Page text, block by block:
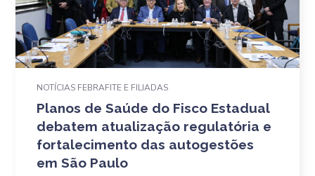
NOTÍCIAS FEBRAFITE E FILIADAS
Planos de Saúde do Fisco Estadual
debatem atualização regulatória e
fortalecimento das autogestões
em São Paulo